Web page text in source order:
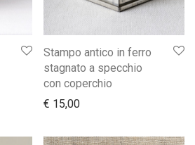
Stampo antico in ferro
stagnato a specchio
con coperchio
€ 15,00